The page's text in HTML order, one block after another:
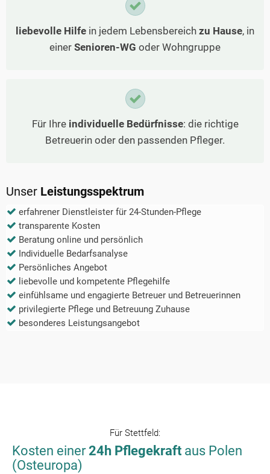
liebevolle Hilfe in jedem Lebensbereich zu Hause, in
einer Senioren-WG oder Wohngruppe
Für Ihre individuelle Bedürfnisse: die richtige
Betreuerin oder den passenden Pfleger.
Unser Leistungsspektrum
erfahrener Dienstleister für 24-Stunden-Pflege
transparente Kosten
Beratung online und persönlich
Individuelle Bedarfsanalyse
Persönliches Angebot
liebevolle und kompetente Pflegehilfe
einfühlsame und engagierte Betreuer und Betreuerinnen
privilegierte Pflege und Betreuung Zuhause
besonderes Leistungsangebot
Für Stettfeld:
Kosten einer24h Pflegekraft aus Polen
(Osteuropa)